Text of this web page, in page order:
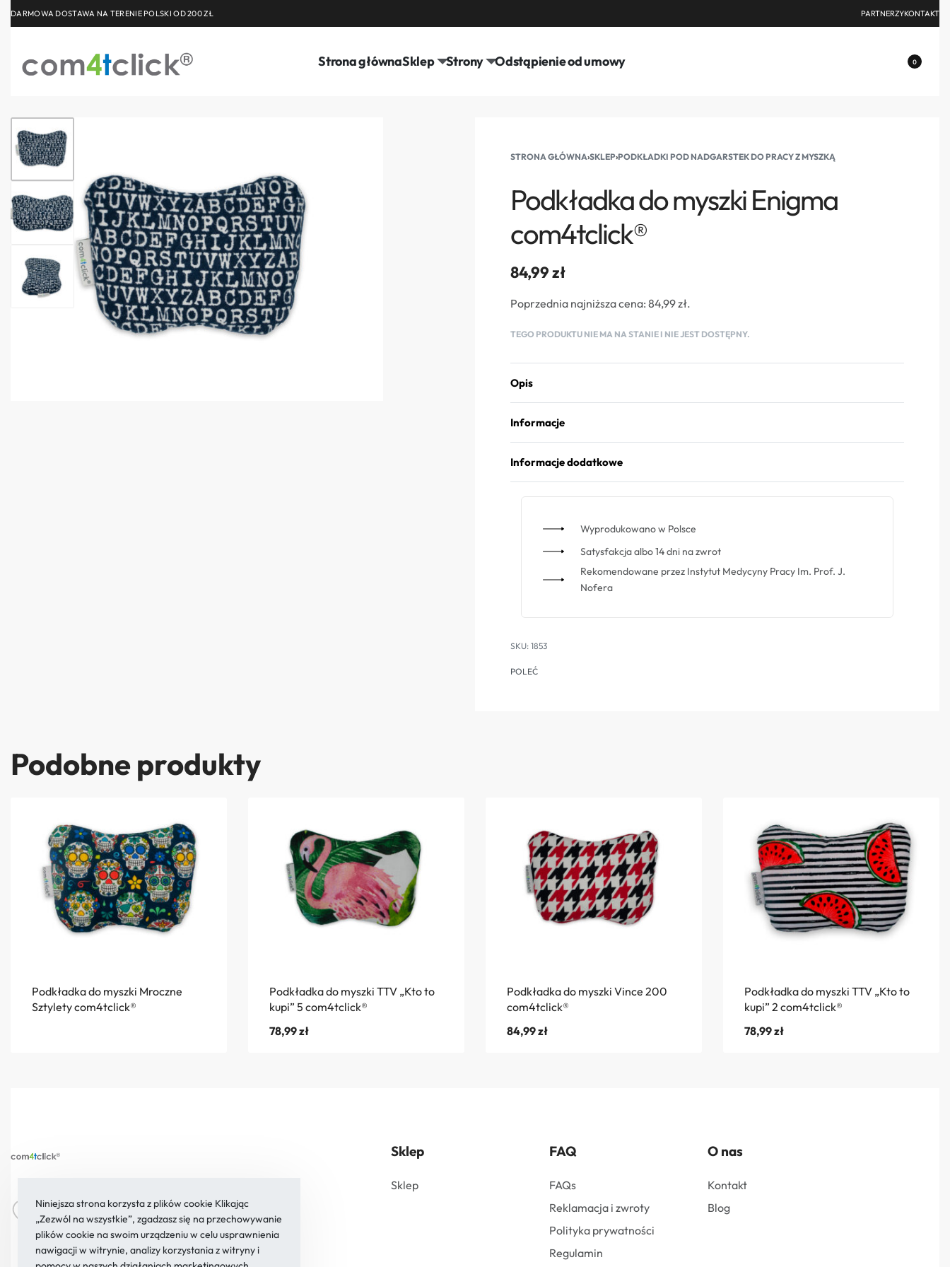
DARMOWA DOSTAWA NA TERENIE POLSKI OD 200 ZŁ PARTNERZYKONTAKT
Strona głównaSklep Strony Odstąpienie od umowy 0
STRONA GŁÓWNA›SKLEP›PODKŁADKI POD NADGARSTEK DO PRACY Z MYSZKĄ
Podkładka do myszki Enigma
com4tclick®
84,99zł
Poprzednia najniższa cena: 84,99zł.
TEGO PRODUKTU NIE MA NA STANIE I NIE JEST DOSTĘPNY.
Opis
Informacje
Informacje dodatkowe
Wyprodukowano w Polsce
Satysfakcja albo 14 dni na zwrot
Rekomendowane przez Instytut Medycyny Pracy Im. Prof. J.
Nofera
1853
POLEĆ
Podobne produkty
Podkładka do myszki Mroczne
Sztylety com4tclick®
Podkładka do myszki TTV „Kto to
kupi” 5 com4tclick®
78,99zł
Podkładka do myszki Vince 200
com4tclick®
84,99zł
Podkładka do myszki TTV „Kto to
kupi” 2 com4tclick®
78,99zł
Żywnego 21a/134
02-701 Warszawa
sklep@com4tclick.pl
22 854 21 37
Sklep
Sklep
FAQ
FAQs
Reklamacja i zwroty
Polityka prywatności
Regulamin
O nas
Kontakt
Blog
Niniejsza strona korzysta z plików cookie Klikając
„Zezwól na wszystkie”, zgadzasz się na przechowywanie
plików cookie na swoim urządzeniu w celu usprawnienia
nawigacji w witrynie, analizy korzystania z witryny i